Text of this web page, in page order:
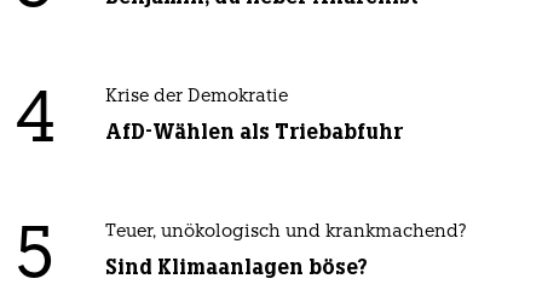
4 Krise der Demokratie
AfD-Wählen als Triebabfuhr
5 Teuer, unökologisch und krankmachend?
Sind Klimaanlagen böse?